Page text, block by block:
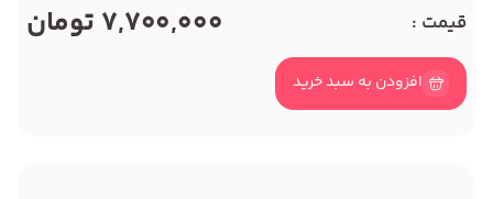
قیمت : 7,700,000 تومان
افزودن به سبد خرید